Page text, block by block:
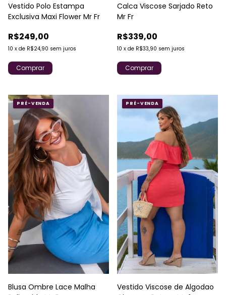
Vestido Polo Estampa
Exclusiva Maxi Flower Mr Fr
R$249,00
10 x de R$24,90 sem juros
Comprar
Calca Viscose Sarjado Reto
Mr Fr
R$339,00
10 x de R$33,90 sem juros
Comprar
Blusa Ombre Lace Malha
PRÉ-VENDA
Vestido Viscose de Algodao
PRÉ-VENDA